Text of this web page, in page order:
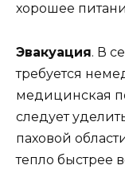
хорошее
Эвакуация. В
требуется
медицинская
следует
паховой
тепло быстрее